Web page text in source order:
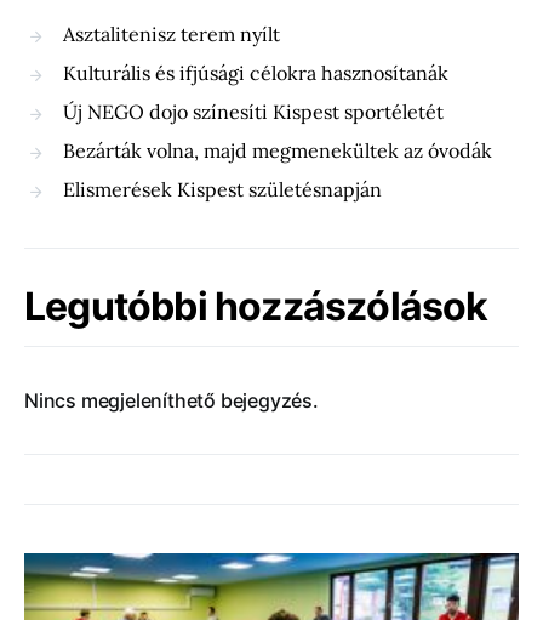
Asztalitenisz terem nyílt
Kulturális és ifjúsági célokra hasznosítanák
Új NEGO dojo színesíti Kispest sportéletét
Bezárták volna, majd megmenekültek az óvodák
Elismerések Kispest születésnapján
Legutóbbi hozzászólások
Nincs megjeleníthető bejegyzés.